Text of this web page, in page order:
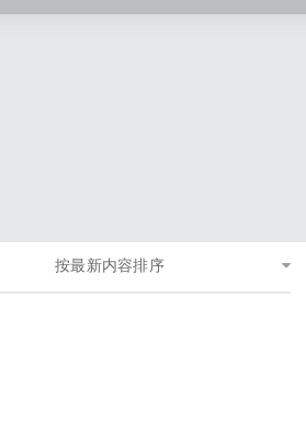
按最新内容排序